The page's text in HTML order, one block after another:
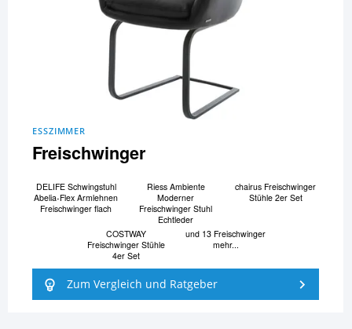
ESSZIMMER
Freischwinger
DELIFE Schwingstuhl
Abelia-Flex Armlehnen
Freischwinger flach
Riess Ambiente
Moderner
Freischwinger Stuhl
Echtleder
chairus Freischwinger
Stühle 2er Set
COSTWAY
Freischwinger Stühle
4er Set
und 13 Freischwinger
mehr...
Zum Vergleich und Ratgeber